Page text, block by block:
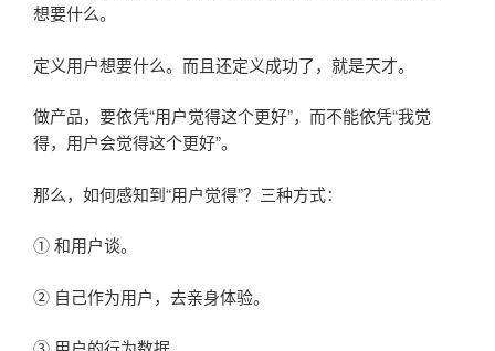
想要什么。
定义用户想要什么。而且还定义成功了，就是天才。
做产品，要依凭“用户觉得这个更好”，而不能依凭“我觉
得，用户会觉得这个更好”。
那么，如何感知到“用户觉得”？三种方式：
① 和用户谈。
② 自己作为用户，去亲身体验。